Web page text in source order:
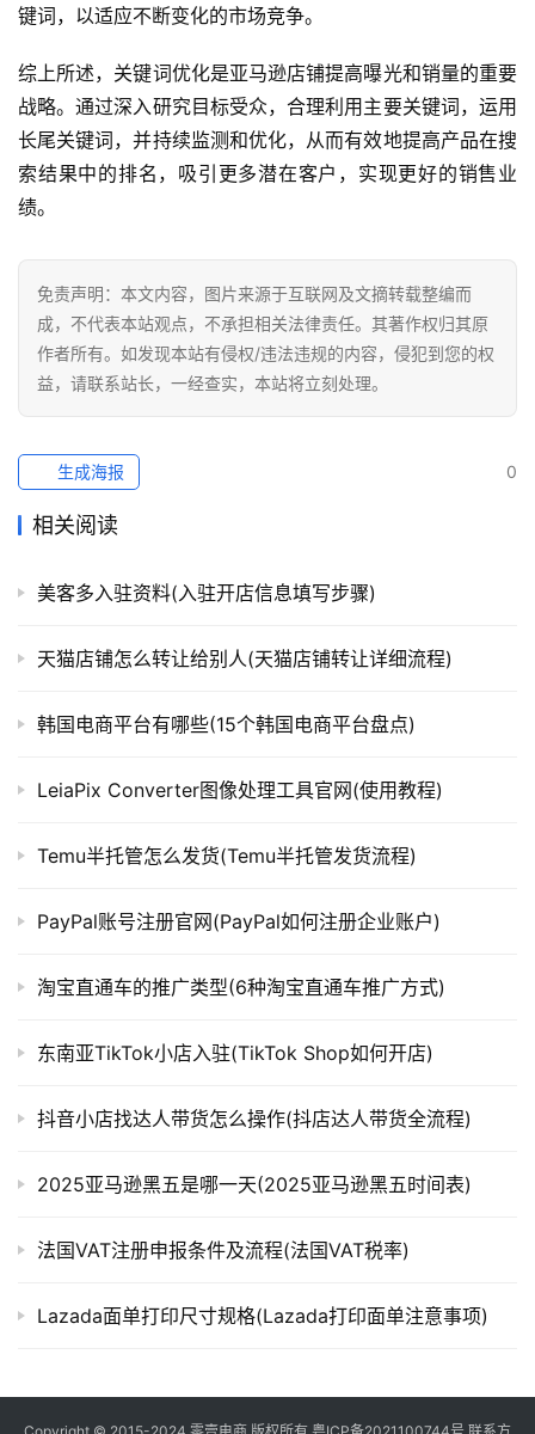
媒
销
跨
境
导
键词，以适应不断变化的市场竞争。
综上所述，关键词优化是亚马逊店铺提高曝光和销量的重要
战略。通过深入研究目标受众，合理利用主要关键词，运用
长尾关键词，并持续监测和优化，从而有效地提高产品在搜
索结果中的排名，吸引更多潜在客户，实现更好的销售业
绩。
免责声明：本文内容，图片来源于互联网及文摘转载整编而
成，不代表本站观点，不承担相关法律责任。其著作权归其原
作者所有。如发现本站有侵权/违法违规的内容，侵犯到您的权
益，请联系站长，一经查实，本站将立刻处理。
0
生成海报
相关阅读
美客多入驻资料(入驻开店信息填写步骤)
天猫店铺怎么转让给别人(天猫店铺转让详细流程)
韩国电商平台有哪些(15个韩国电商平台盘点)
LeiaPix Converter图像处理工具官网(使用教程)
Temu半托管怎么发货(Temu半托管发货流程)
PayPal账号注册官网(PayPal如何注册企业账户)
淘宝直通车的推广类型(6种淘宝直通车推广方式)
东南亚TikTok小店入驻(TikTok Shop如何开店)
抖音小店找达人带货怎么操作(抖店达人带货全流程)
2025亚马逊黑五是哪一天(2025亚马逊黑五时间表)
法国VAT注册申报条件及流程(法国VAT税率)
Lazada面单打印尺寸规格(Lazada打印面单注意事项)